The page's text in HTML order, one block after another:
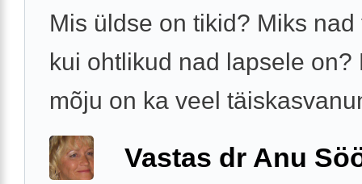
Mis üldse on tikid? Miks
kui ohtlikud nad lapsele on?
mõju on ka veel
Vastas dr Anu